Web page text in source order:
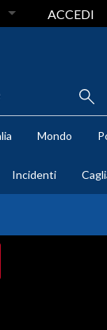
ACCEDI
Mondo
Incidenti